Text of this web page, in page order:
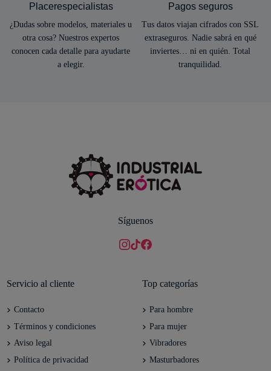
Placerespecialistas
¿Dudas sobre modelos, materiales u
otra cosa? Nuestros expertos
conocen cada detalle para ayudarte
a elegir.
Pagos seguros
Tus datos viajan cifrados con SSL
extraseguros. Nadie sabrá en qué
inviertes… ni en quién. Total
tranquilidad.
Síguenos
Servicio al cliente
Contacto
Términos y condiciones
Aviso legal
Política de privacidad
Top categorías
Para hombre
Para mujer
Vibradores
Masturbadores